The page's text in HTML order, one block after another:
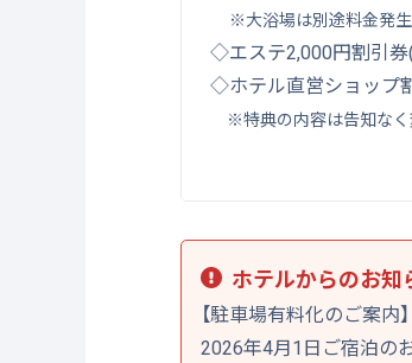
※大浴場は別途料金発
◇エステ2,000円割引券(
◇ホテル直営ショップ割
※特典の内容は告知なく
ホテルからのお知
【駐車場有料化のご案内】
2026年4月1日ご宿泊の